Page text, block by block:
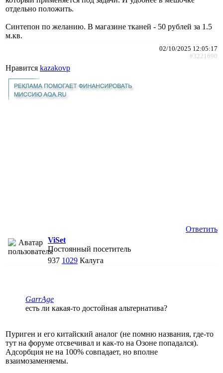
отдельно положить.
Синтепон по желанию. В магазине тканей - 50 рублей за 1.5
м.кв.
02/10/2025 12:05:17
#3221690
Нравится kazakovp
Ответить
ViSet
Постоянный посетитель
937 1029 Калуга
GarrAge
есть ли какая-то достойная альтернатива?
Пуриген и его китайский аналог (не помню названия, где-то
тут на форуме отсвечивал и как-то на Озоне попадался).
Адсорбция не на 100% совпадает, но вполне
взаимозаменяемы.